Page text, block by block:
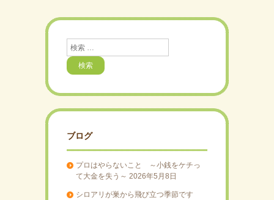
検
索
ブログ
プロはやらないこと ～小銭をケチっ
て大金を失う～ 2026年5月8日
シロアリが巣から飛び立つ季節です